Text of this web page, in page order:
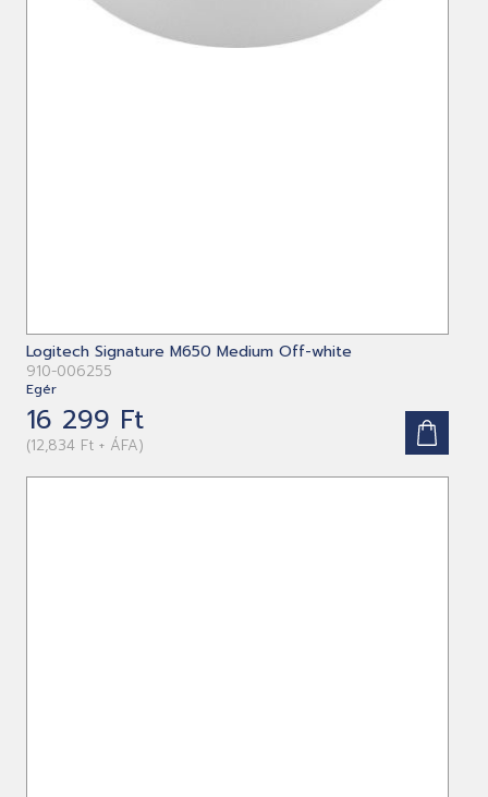
Logitech Signature M650 Medium Off-white
910-006255
Egér
16 299 Ft
(12,834 Ft + ÁFA)